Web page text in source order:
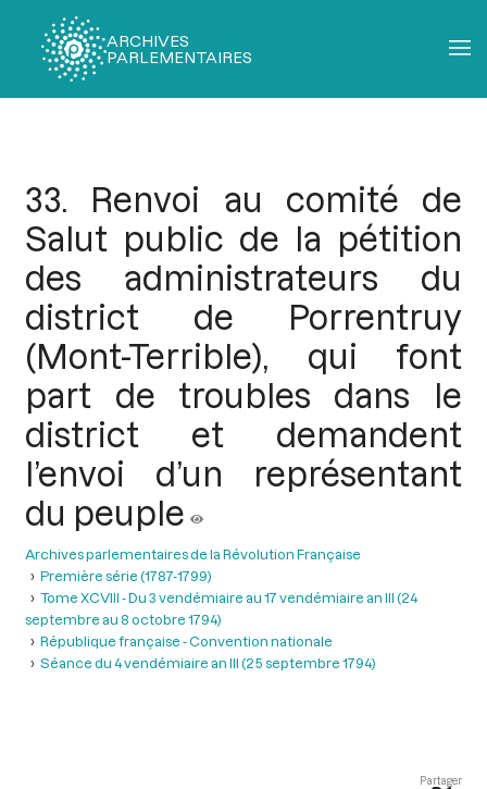
ARCHIVES
PARLEMENTAIRES
33. Renvoi au comité de
Salut public de la pétition
des administrateurs du
district de Porrentruy
(Mont-Terrible), qui font
part de troubles dans le
district et demandent
l’envoi d’un représentant
du peuple
Archives parlementaires de la Révolution Française
Première série (1787-1799)
Tome XCVIII - Du 3 vendémiaire au 17 vendémiaire an III (24
septembre au 8 octobre 1794)
République française - Convention nationale
Séance du 4 vendémiaire an III (25 septembre 1794)
Partager